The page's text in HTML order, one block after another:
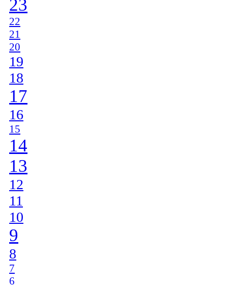
23
22
21
20
19
18
17
16
15
14
13
12
11
10
9
8
7
6